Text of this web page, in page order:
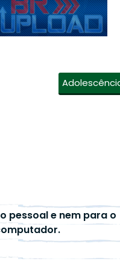
pessoal e nem para o